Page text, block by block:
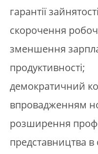
гарантії
скорочення
зменшення
продуктивності;
демократичний
впровадженням
розширення
представництва в